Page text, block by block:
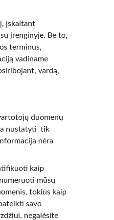
įskaitant
įrenginyje. Be to,
terminus,
vadiname
vardą,
duomenų
nustatyti  tik
nėra
kaip
mūsų
tokius kaip
savo
negalėsite